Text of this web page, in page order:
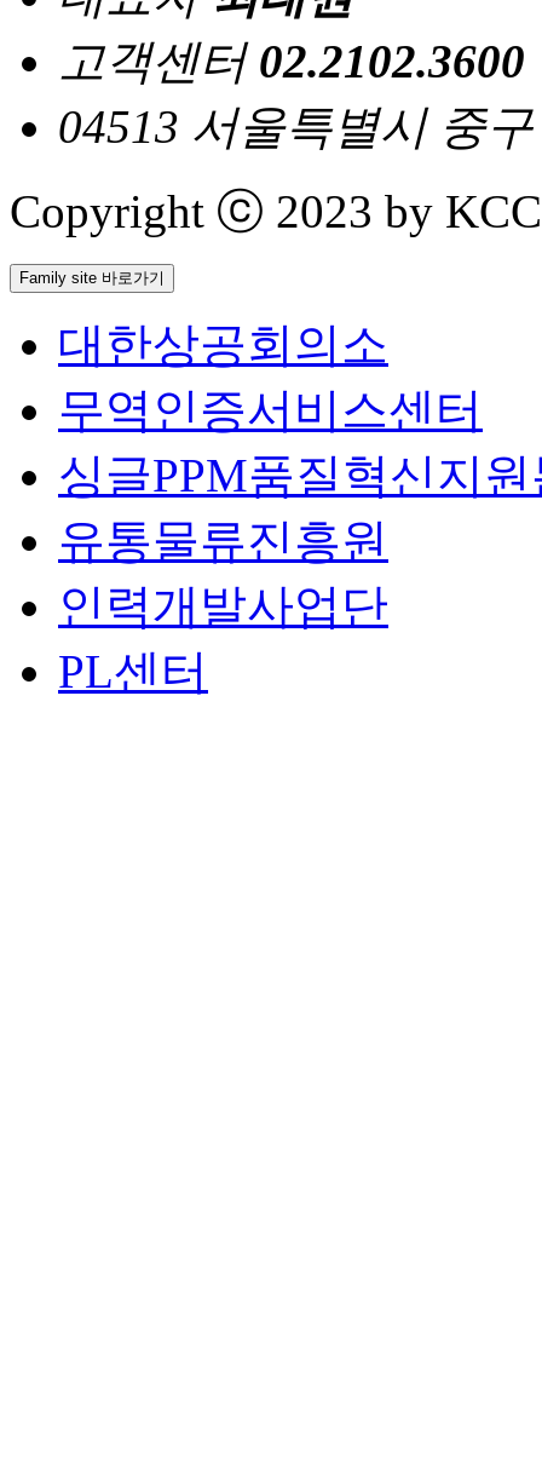
고객센터 02.2102.3600
04513 서울특별시 중
Copyright ⓒ 2023 by
Family site 바로가기
대한상공회의소
무역인증서비스센터
싱글PPM품질혁신지
유통물류진흥원
인력개발사업단
PL센터